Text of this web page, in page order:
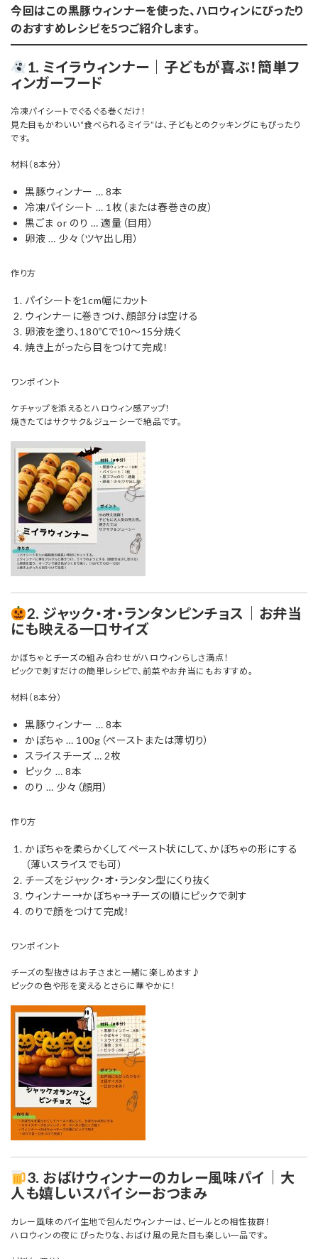
今回はこの黒豚ウィンナーを使った、ハロウィンにぴったり
のおすすめレシピを5つご紹介します。
1. ミイラウィンナー｜子どもが喜ぶ！簡単フ
ィンガーフード
冷凍パイシートでぐるぐる巻くだけ！
見た目もかわいい“食べられるミイラ”は、子どもとのクッキングにもぴったり
です。
材料（8本分）
黒豚ウィンナー … 8本
冷凍パイシート … 1枚（または春巻きの皮）
黒ごま or のり … 適量（目用）
卵液 … 少々（ツヤ出し用）
作り方
パイシートを1cm幅にカット
ウィンナーに巻きつけ、顔部分は空ける
卵液を塗り、180℃で10〜15分焼く
焼き上がったら目をつけて完成！
ワンポイント
ケチャップを添えるとハロウィン感アップ！
焼きたてはサクサク＆ジューシーで絶品です。
2. ジャック・オ・ランタンピンチョス｜お弁当
にも映える一口サイズ
かぼちゃとチーズの組み合わせがハロウィンらしさ満点！
ピックで刺すだけの簡単レシピで、前菜やお弁当にもおすすめ。
材料（8本分）
黒豚ウィンナー … 8本
かぼちゃ … 100g（ペーストまたは薄切り）
スライスチーズ … 2枚
ピック … 8本
のり … 少々（顔用）
作り方
かぼちゃを柔らかくしてペースト状にして、かぼちゃの形にする
（薄いスライスでも可）
チーズをジャック・オ・ランタン型にくり抜く
ウィンナー→かぼちゃ→チーズの順にピックで刺す
のりで顔をつけて完成！
ワンポイント
チーズの型抜きはお子さまと一緒に楽しめます♪
ピックの色や形を変えるとさらに華やかに！
3. おばけウィンナーのカレー風味パイ｜大
人も嬉しいスパイシーおつまみ
カレー風味のパイ生地で包んだウィンナーは、ビールとの相性抜群！
ハロウィンの夜にぴったりな、おばけ風の見た目も楽しい一品です。